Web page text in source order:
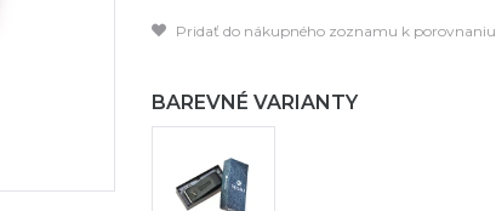
Pridať do nákupného zoznamu k porovnaniu
BAREVNÉ VARIANTY